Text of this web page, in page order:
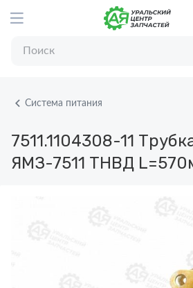
Система питания
7511.1104308-11
ЯМЗ-7511 ТНВД